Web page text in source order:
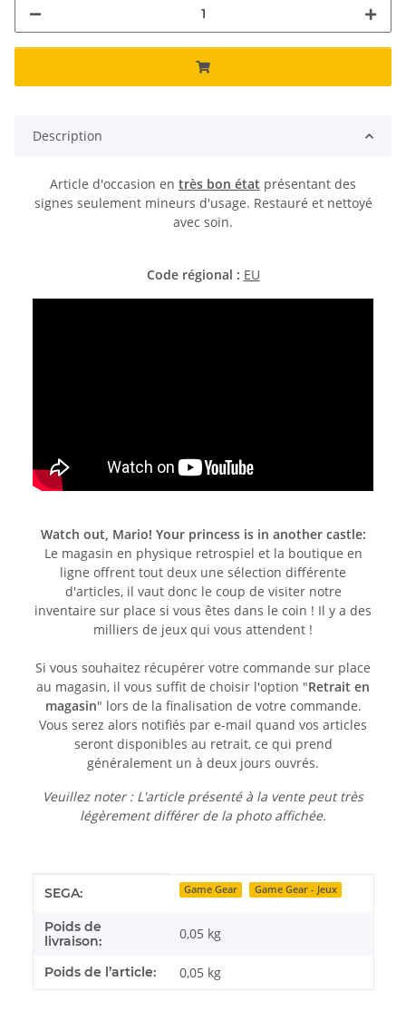
Description
Article d'occasion en très bon état présentant des
signes seulement mineurs d'usage. Restauré et nettoyé
avec soin.
Code régional : EU
Watch out, Mario! Your princess is in another castle:
Le magasin en physique retrospiel et la boutique en
ligne offrent tout deux une sélection différente
d'articles, il vaut donc le coup de visiter notre
inventaire sur place si vous êtes dans le coin ! Il y a des
milliers de jeux qui vous attendent !
Si vous souhaitez récupérer votre commande sur place
au magasin, il vous suffit de choisir l'option "Retrait en
magasin" lors de la finalisation de votre commande.
Vous serez alors notifiés par e-mail quand vos articles
seront disponibles au retrait, ce qui prend
généralement un à deux jours ouvrés.
Veuillez noter : L'article présenté à la vente peut très
légèrement différer de la photo affichée.
Détails de l'article
Valeur
SEGA: Game Gear Game Gear - Jeux
Poids de
livraison:
0,05 kg
Poids de l’article: 0,05 kg